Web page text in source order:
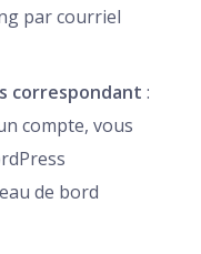
par courriel
correspondant :
compte, vous
de bord